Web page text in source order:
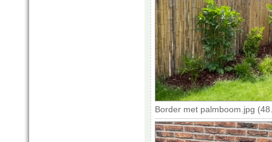
Border met palmboom.jpg